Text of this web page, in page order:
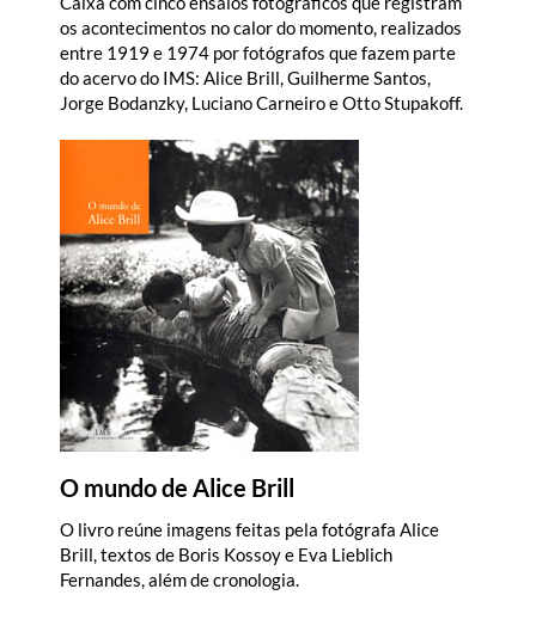
os acontecimentos no calor do momento, realizados
entre 1919 e 1974 por fotógrafos que fazem parte
do acervo do IMS: Alice Brill, Guilherme Santos,
Jorge Bodanzky, Luciano Carneiro e Otto Stupakoff.
O mundo de Alice Brill
O livro reúne imagens feitas pela fotógrafa Alice
Brill, textos de Boris Kossoy e Eva Lieblich
Fernandes, além de cronologia.